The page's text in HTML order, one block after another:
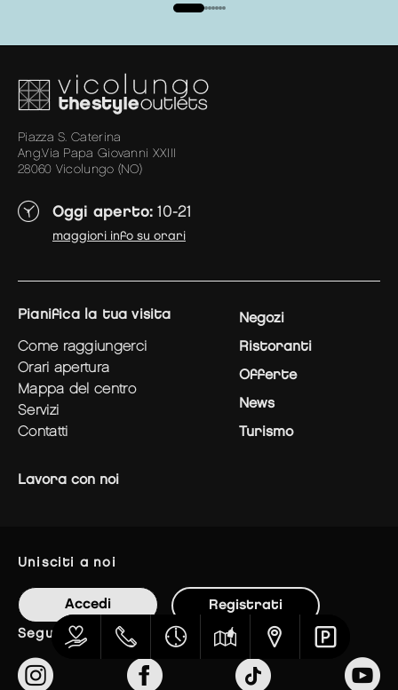
Piazza S. Caterina
Ang.Via Papa Giovanni XXIII
28060 Vicolungo (NO)
Oggi aperto: 10-21
maggiori info su orari
pianifica la tua visita
come raggiungerci
orari apertura
mappa del centro
servizi
contatti
Negozi
Ristoranti
Offerte
News
Turismo
Lavora con noi
unisciti a noi
Accedi Registrati
seguici